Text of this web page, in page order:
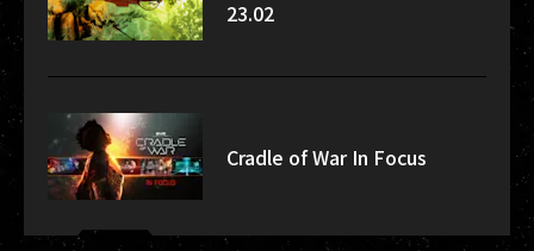
23.02
Cradle of War In Focus